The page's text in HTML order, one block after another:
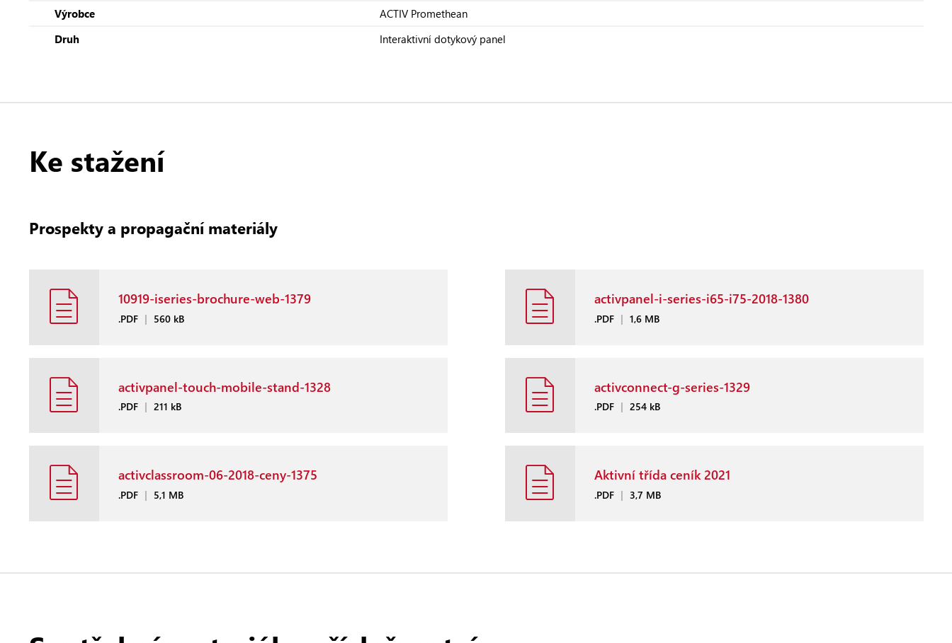
Výrobce
ACTIV Promethean
Druh
Interaktivní dotykový panel
Ke stažení
Prospekty a propagační materiály
10919-iseries-brochure-web-1379
.PDF | 560 kB
activpanel-i-series-i65-i75-2018-1380
.PDF | 1,6 MB
activpanel-touch-mobile-stand-1328
.PDF | 211 kB
activconnect-g-series-1329
.PDF | 254 kB
activclassroom-06-2018-ceny-1375
.PDF | 5,1 MB
Aktivní třída ceník 2021
.PDF | 3,7 MB